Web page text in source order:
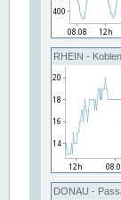
RHEIN -
DONAU -